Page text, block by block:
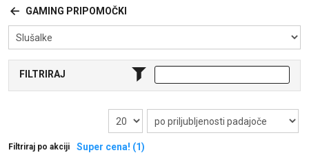
Avdio Video Foto
Energija
Oprema za pisarno in dom
GAMING PRIPOMOČKI
FILTRIRAJ
Filtriraj po akciji Super cena! (1)